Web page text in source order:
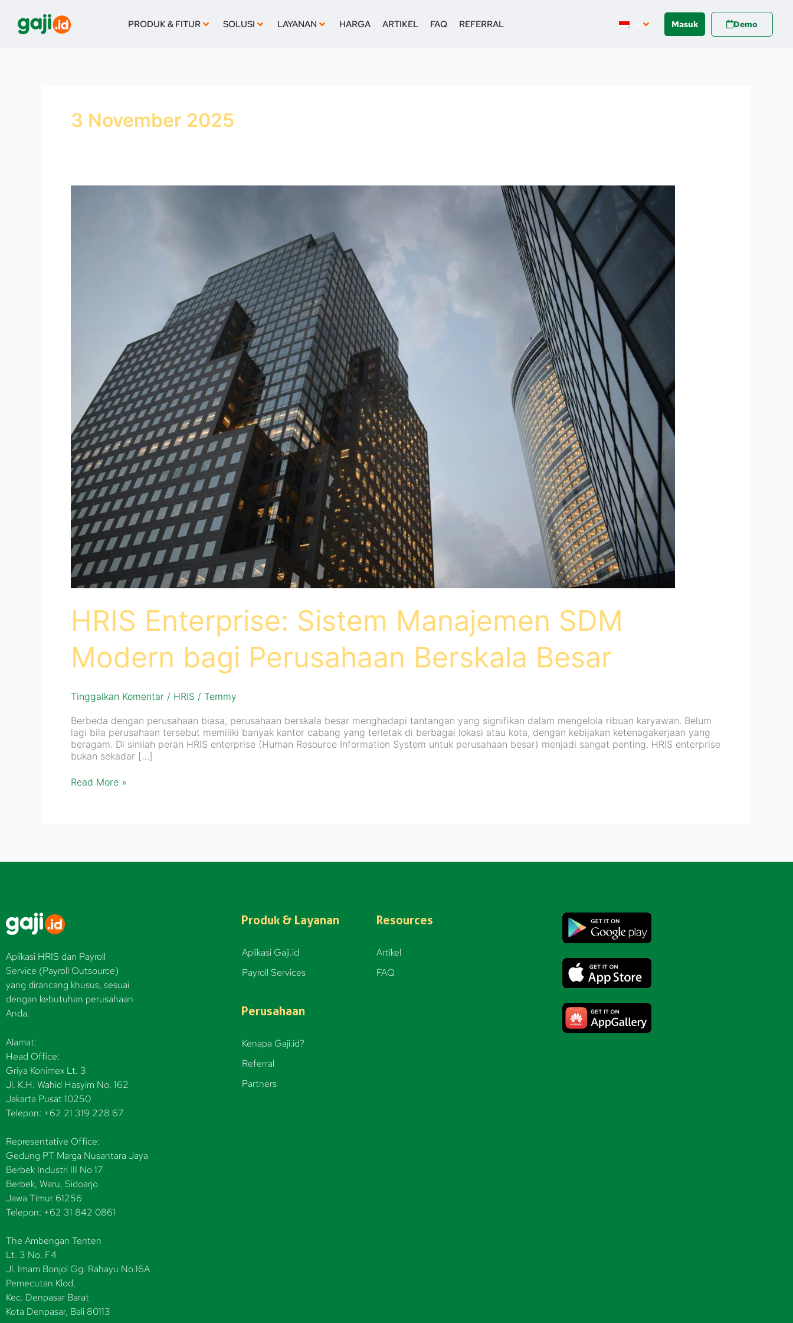
konten
PRODUK & FITUR SOLUSI LAYANAN HARGA ARTIKEL FAQ REFERRAL Masuk Demo
3 November 2025
HRIS Enterprise: Sistem Manajemen SDM
Modern bagi Perusahaan Berskala Besar
Tinggalkan Komentar / HRIS / Temmy
Berbeda dengan perusahaan biasa, perusahaan berskala besar menghadapi tantangan yang signifikan dalam mengelola ribuan karyawan. Belum
lagi bila perusahaan tersebut memiliki banyak kantor cabang yang terletak di berbagai lokasi atau kota, dengan kebijakan ketenagakerjaan yang
beragam. Di sinilah peran HRIS enterprise (Human Resource Information System untuk perusahaan besar) menjadi sangat penting. HRIS enterprise
bukan sekadar […]
Read More »
Aplikasi HRIS dan Payroll
Service (Payroll Outsource)
yang dirancang khusus, sesuai
dengan kebutuhan perusahaan
Anda.
Alamat:
Head Office:
Griya Konimex Lt. 3
Jl. K.H. Wahid Hasyim No. 162
Jakarta Pusat 10250
Telepon: +62 21 319 228 67
Representative Office:
Gedung PT Marga Nusantara Jaya
Berbek Industri III No 17
Berbek, Waru, Sidoarjo
Jawa Timur 61256
Telepon: +62 31 842 0861
The Ambengan Tenten
Lt. 3 No. F4
Jl. Imam Bonjol Gg. Rahayu No.16A
Pemecutan Klod,
Kec. Denpasar Barat
Kota Denpasar, Bali 80113
Produk & Layanan
Aplikasi Gaji.id
Payroll Services
Perusahaan
Kenapa Gaji.id?
Referral
Partners
Resources
Artikel
FAQ